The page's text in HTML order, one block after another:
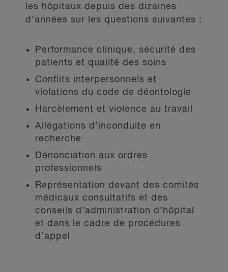
les hôpitaux depuis des dizaines
d’années sur les questions suivantes :
Performance clinique, sécurité des
patients et qualité des soins
Conflits interpersonnels et
violations du code de déontologie
Harcèlement et violence au travail
Allégations d’inconduite en
recherche
Dénonciation aux ordres
professionnels
Représentation devant des comités
médicaux consultatifs et des
conseils d’administration d’hôpital
et dans le cadre de procédures
d’appel